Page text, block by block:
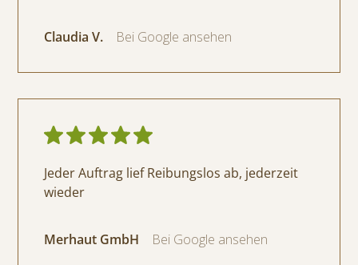
Claudia V. Bei Google ansehen
Jeder Auftrag lief Reibungslos ab, jederzeit
wieder
Merhaut GmbH Bei Google ansehen